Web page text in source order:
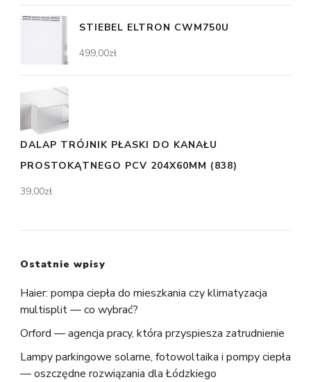
STIEBEL ELTRON CWM750U
499,00zł
DALAP TRÓJNIK PŁASKI DO KANAŁU
PROSTOKĄTNEGO PCV 204X60MM (838)
39,00zł
Ostatnie wpisy
Haier: pompa ciepła do mieszkania czy klimatyzacja
multisplit — co wybrać?
Orford — agencja pracy, która przyspiesza zatrudnienie
Lampy parkingowe solarne, fotowoltaika i pompy ciepła
— oszczędne rozwiązania dla Łódzkiego